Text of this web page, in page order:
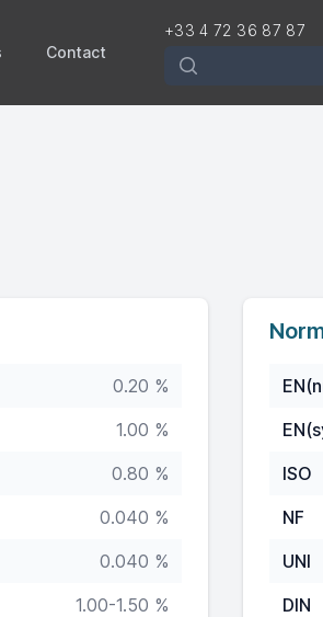
Contact
+33 4 72 36 87 87
Rechercher
0.20 %
1.00 %
0.80 %
0.040 %
0.040 %
1.00-1.50 %
ISO
NF
UNI
DIN